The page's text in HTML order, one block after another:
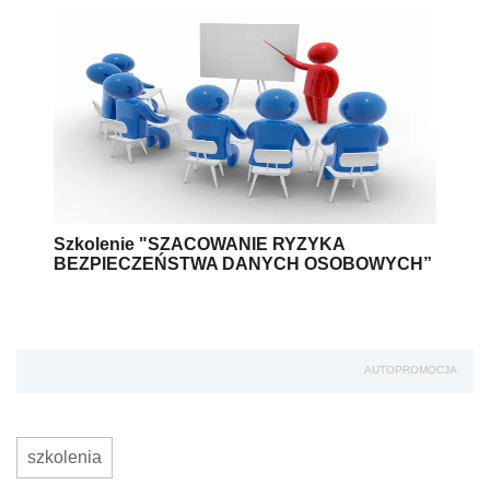
Szkolenie "SZACOWANIE RYZYKA
BEZPIECZEŃSTWA DANYCH OSOBOWYCH”
AUTOPROMOCJA
szkolenia